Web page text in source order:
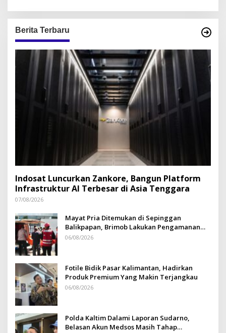
Berita Terbaru
Indosat Luncurkan Zankore, Bangun Platform
Infrastruktur AI Terbesar di Asia Tenggara
07/08/2026
Mayat Pria Ditemukan di Sepinggan
Balikpapan, Brimob Lakukan Pengamanan
TKP
06/08/2026
Fotile Bidik Pasar Kalimantan, Hadirkan
Produk Premium Yang Makin Terjangkau
06/08/2026
Polda Kaltim Dalami Laporan Sudarno,
Belasan Akun Medsos Masih Tahap